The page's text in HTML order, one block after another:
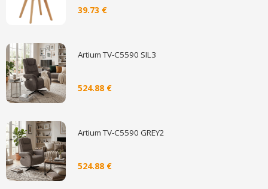
39.73 €
Artium TV-C5590 SIL3
524.88 €
Artium TV-C5590 GREY2
524.88 €